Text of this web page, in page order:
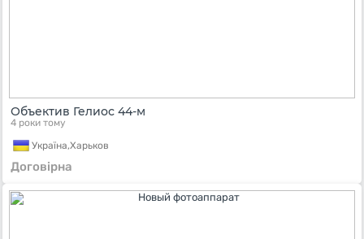
Объектив Гелиос 44-м
4 роки тому
Україна,Харьков
Договірна